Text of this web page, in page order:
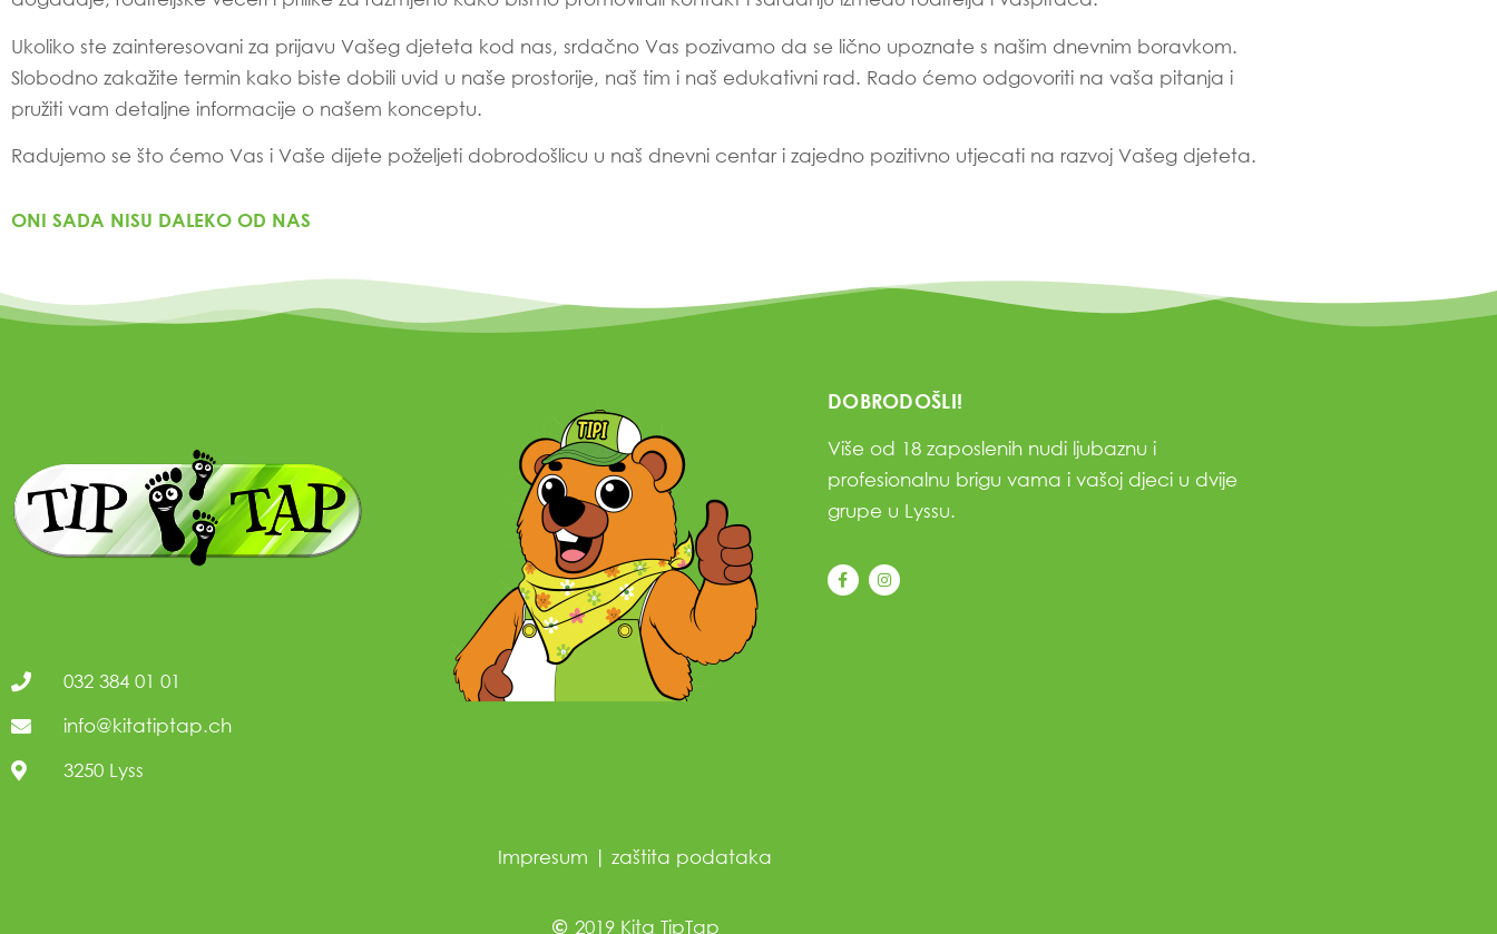
Ukoliko ste zainteresovani za prijavu Vašeg djeteta kod nas, srdačno Vas pozivamo da se lično upoznate s našim dnevnim boravkom.
Slobodno zakažite termin kako biste dobili uvid u naše prostorije, naš tim i naš edukativni rad. Rado ćemo odgovoriti na vaša pitanja i
pružiti vam detaljne informacije o našem konceptu.
Radujemo se što ćemo Vas i Vaše dijete poželjeti dobrodošlicu u naš dnevni centar i zajedno pozitivno utjecati na razvoj Vašeg djeteta.
ONI SADA NISU DALEKO OD NAS
032 384 01 01
info@kitatiptap.ch
3250 Lyss
DOBRODOŠLI!
Više od 18 zaposlenih nudi ljubaznu i
profesionalnu brigu vama i vašoj djeci u dvije
grupe u Lyssu.
Impresum | zaštita podataka
2019 Kita TipTap